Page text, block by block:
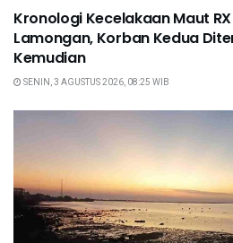
Kronologi Kecelakaan Maut
Lamongan, Korban Kedua
Kemudian
SENIN, 3 AGUSTUS 2026, 08:25 WIB